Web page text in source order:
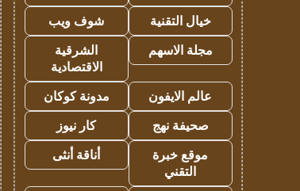
خيال التقنية
شوف ويب
مجلة الاسهم
الشرقية
الاقتصادية
عالم الايفون
مدونة كوكان
صحيفة نهج
كار نيوز
موقع خبرة
التقني
أناقة أنثى